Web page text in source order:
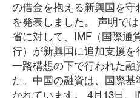
の借金を抱える新興国を
を発表しました。 声明で
省に対して、IMF（国際通
行）が新興国に追加支援
一路構想の下で行われた
た。中国の融資は、国際
かれています。 4月13日